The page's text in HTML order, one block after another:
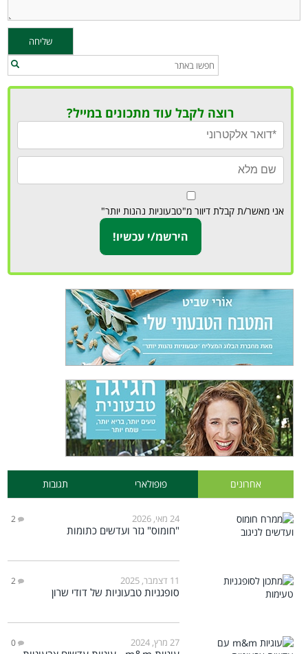
רוצה לקבל עוד מתכונים במייל?
אני מאשר/ת קבלת דיוור מ"טבעוניות נהנות יותר"
אחרונים פופולארי תגובות
24 מאי, 2026 2
"חומוס" גזר ועדשים כתומות
11 דצמבר, 2025 2
סופגניות טבעוניות של דודי שרון
27 מרץ, 2024 0